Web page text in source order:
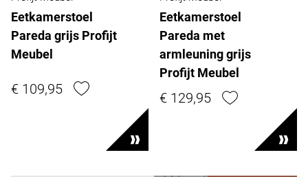
Eetkamerstoel
Pareda grijs Profijt
Meubel
€ 109,95
Eetkamerstoel
Pareda met
armleuning grijs
Profijt Meubel
€ 129,95